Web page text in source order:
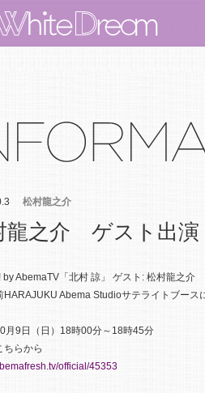
松村龍之介
龍之介 ゲスト出
by AbemaTV「北村 諒」 ゲスト: 松村龍之介
HARAJUKU Abema Studioサテライトブース
月9日（日）18時00分～18時45分
ちらから
official/45353